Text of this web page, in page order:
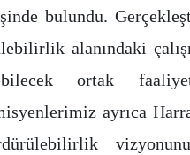
bulundu.
alanındaki
ortak
ayrıca